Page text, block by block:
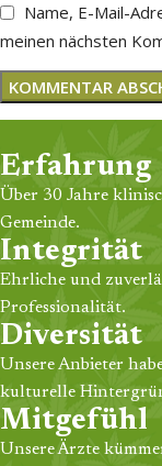
Name, E-Mail-
meinen nächsten
Erfahrung
Über 30 Jahre
Gemeinde.
Integrität
Ehrliche und
Professionalität.
Diversität
Unsere Anbieter
kulturelle
Mitgefühl
Unsere Ärzte